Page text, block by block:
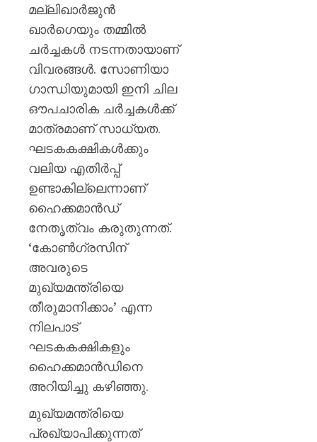
മല്ലിഖാര്‍ജുൻ
ഖാര്‍ഗെയും തമ്മില്‍
ചര്‍ച്ചകള്‍ നടന്നതായാണ്
വിവരങ്ങള്‍. സോണിയാ
ഗാന്ധിയുമായി ഇനി ചില
ഔപചാരിക ചര്‍ച്ചകള്‍ക്ക്
മാത്രമാണ് സാധ്യത.
ഘടകകക്ഷികള്‍ക്കും
വലിയ എതിര്‍പ്പ്
ഉണ്ടാകില്ലെന്നാണ്
ഹൈക്കമാൻഡ്
നേതൃത്വം കരുതുന്നത്.
‘കോൺഗ്രസിന്
അവരുടെ
മുഖ്യമന്ത്രിയെ
തീരുമാനിക്കാം’ എന്ന
നിലപാട്
ഘടകകക്ഷികളും
ഹൈക്കമാൻഡിനെ
അറിയിച്ചു കഴിഞ്ഞു.
മുഖ്യമന്ത്രിയെ
പ്രഖ്യാപിക്കുന്നത്